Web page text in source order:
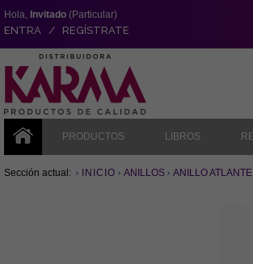
Hola, Invitado (Particular)
ENTRA / REGÍSTRATE
PRODUCTOS LIBROS
Sección actual: INICIO ANILLOS ANILLO